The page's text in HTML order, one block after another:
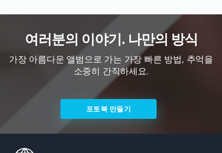
여러분의 이야기. 나만의 방식
가장 아름다운 앨범으로 가는 가장 빠른 방법, 추억을
소중히 간직하세요.
포토북 만들기